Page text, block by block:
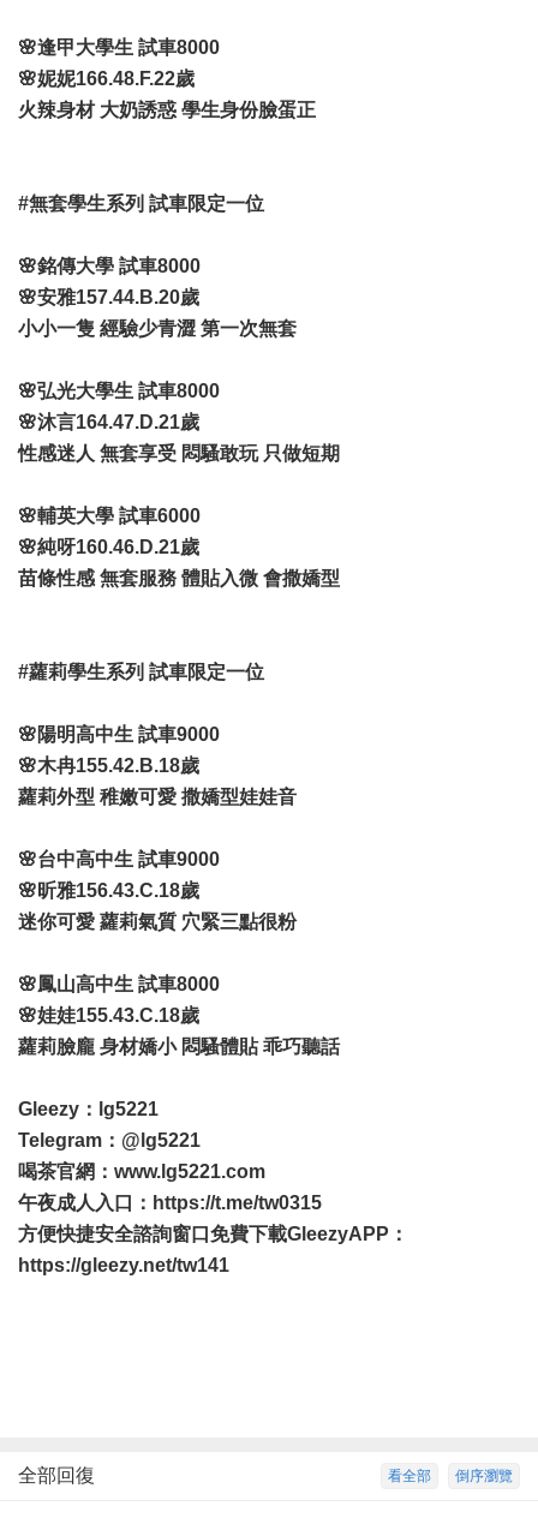
🌸逢甲大學生 試車8000
🌸妮妮166.48.F.22歲
火辣身材 大奶誘惑 學生身份臉蛋正
#無套學生系列 試車限定一位
🌸銘傳大學 試車8000
🌸安雅157.44.B.20歲
小小一隻 經驗少青澀 第一次無套
🌸弘光大學生 試車8000
🌸沐言164.47.D.21歲
性感迷人 無套享受 悶騷敢玩 只做短期
🌸輔英大學 試車6000
🌸純呀160.46.D.21歲
苗條性感 無套服務 體貼入微 會撒嬌型
#蘿莉學生系列 試車限定一位
🌸陽明高中生 試車9000
🌸木冉155.42.B.18歲
蘿莉外型 稚嫩可愛 撒嬌型娃娃音
🌸台中高中生 試車9000
🌸昕雅156.43.C.18歲
迷你可愛 蘿莉氣質 穴緊三點很粉
🌸鳳山高中生 試車8000
🌸娃娃155.43.C.18歲
蘿莉臉龐 身材嬌小 悶騷體貼 乖巧聽話
Gleezy：lg5221
Telegram：@lg5221
喝茶官網： www.lg5221.com
午夜成人入口： https://t.me/tw0315
方便快捷安全諮詢窗口免費下載GleezyAPP：
https://gleezy.net/tw141
倒序瀏覽
看全部
全部回復